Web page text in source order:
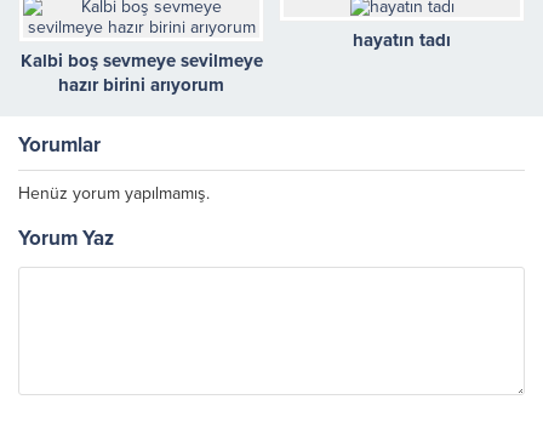
Kalbi boş sevmeye sevilmeye
hazır birini arıyorum
hayatın tadı
Yorumlar
Henüz yorum yapılmamış.
Yorum Yaz